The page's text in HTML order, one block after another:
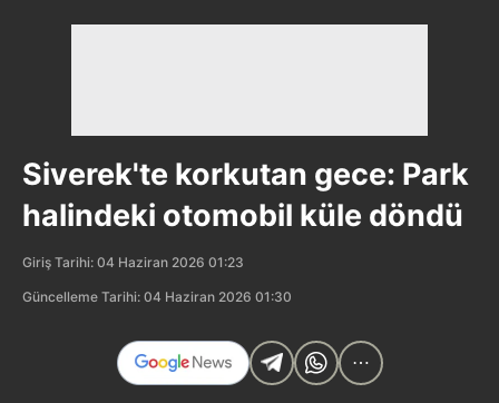
Siverek'te korkutan gece: Park
halindeki otomobil küle döndü
Giriş Tarihi: 04 Haziran 2026 01:23
Güncelleme Tarihi: 04 Haziran 2026 01:30